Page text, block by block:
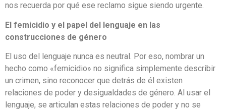
nos recuerda por qué ese reclamo sigue siendo urgente.
El femicidio y el papel del lenguaje en las
construcciones de género
El uso del lenguaje nunca es neutral. Por eso, nombrar un
hecho como «femicidio» no significa simplemente describir
un crimen, sino reconocer que detrás de él existen
relaciones de poder y desigualdades de género. Al usar el
lenguaje, se articulan estas relaciones de poder y no se